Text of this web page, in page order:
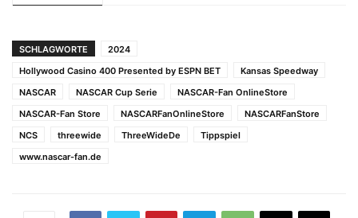
SCHLAGWORTE
2024
Hollywood Casino 400 Presented by ESPN BET
Kansas Speedway
NASCAR
NASCAR Cup Serie
NASCAR-Fan OnlineStore
NASCAR-Fan Store
NASCARFanOnlineStore
NASCARFanStore
NCS
threewide ThreeWideDe
Tippspiel
www.nascar-fan.de